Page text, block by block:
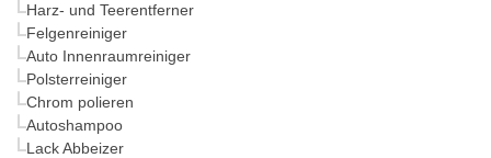
Harz- und Teerentferner
Felgenreiniger
Auto Innenraumreiniger
Polsterreiniger
Chrom polieren
Autoshampoo
Lack Abbeizer